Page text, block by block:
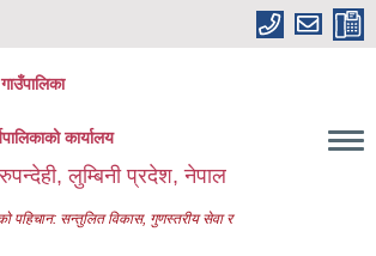
कार्यालय
लुम्बिनी प्रदेश, नेपाल
पहिचान: सन्तुलित विकास, गुणस्तरीय सेवा र